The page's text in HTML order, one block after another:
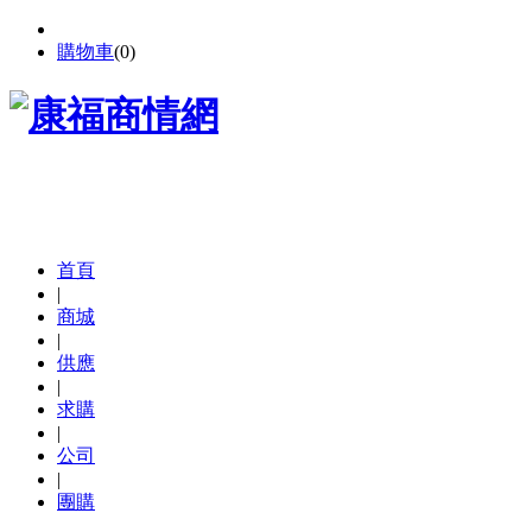
購物車(0)
首頁
|
商城
|
供應
|
求購
|
公司
|
團購